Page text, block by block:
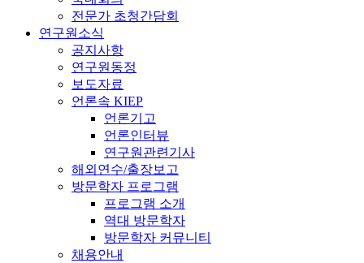
전문가 초청간담회
연구원소식
공지사항
연구원동정
보도자료
언론속 KIEP
언론기고
언론인터뷰
연구원관련기사
해외연수/출장보고
방문학자 프로그램
프로그램 소개
역대 방문학자
방문학자 커뮤니티
채용안내